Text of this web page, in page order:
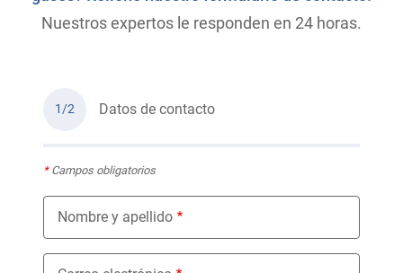
Nuestros expertos le responden en 24 horas.
1/2 Datos de contacto
*Campos obligatorios
Nombre y apellido